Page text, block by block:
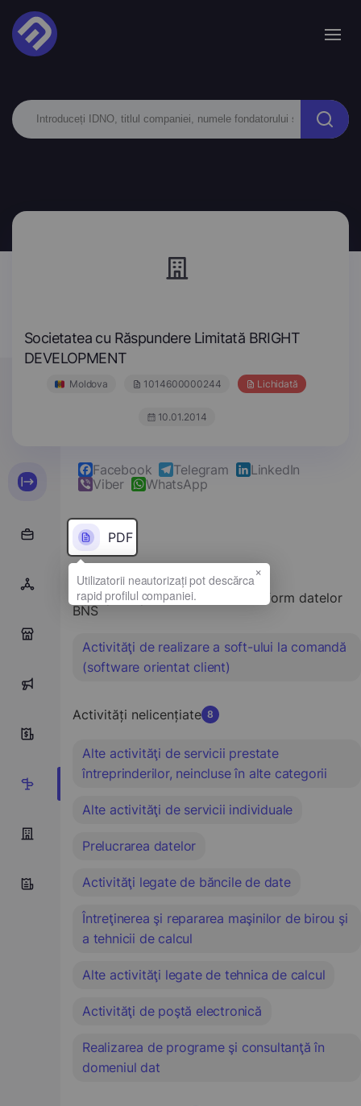
Societatea cu Răspundere Limitată BRIGHT
DEVELOPMENT
Moldova 1014600000244 Lichidată
10.01.2014
Facebook Telegram
LinkedIn
Viber
WhatsApp
PDF
Tipul principal de activitate conform datelor
BNS
Activităţi de realizare a soft-ului la comandă
(software orientat client)
Activități nelicențiate 8
Alte activităţi de servicii prestate
întreprinderilor, neincluse în alte categorii
Alte activităţi de servicii individuale
Prelucrarea datelor
Activităţi legate de băncile de date
Întreţinerea şi repararea maşinilor de birou şi
a tehnicii de calcul
Alte activităţi legate de tehnica de calcul
Activităţi de poştă electronică
Realizarea de programe şi consultanţă în
domeniul dat
×